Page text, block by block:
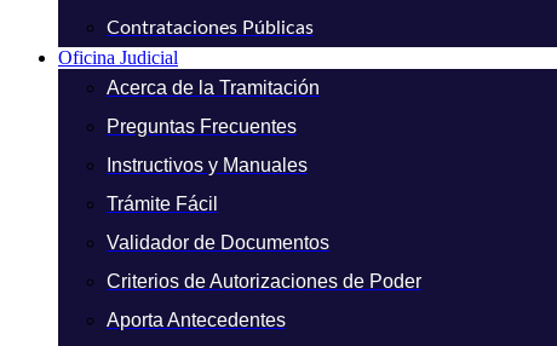
Contrataciones Públicas
Oficina Judicial
Acerca de la Tramitación
Preguntas Frecuentes
Instructivos y Manuales
Trámite Fácil
Validador de Documentos
Criterios de Autorizaciones de Poder
Aporta Antecedentes